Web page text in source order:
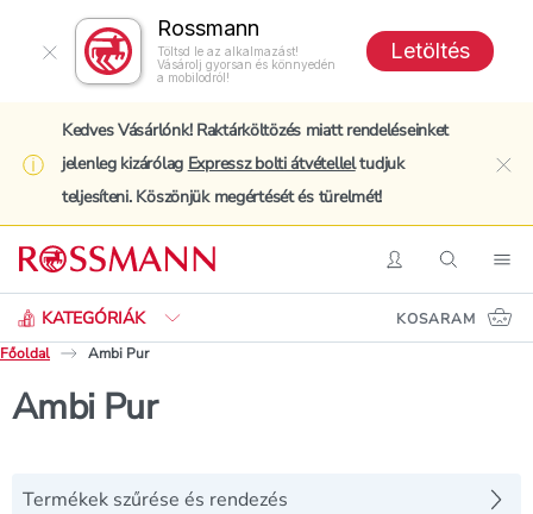
Rossmann
Töltsd le az alkalmazást!
Vásárolj gyorsan és könnyedén
a mobilodról!
Letöltés
Kedves Vásárlónk! Raktárköltözés miatt rendeléseinket
jelenleg kizárólag Expressz bolti átvételleltudjuk
teljesíteni. Köszönjük megértését és türelmét!
BelépésKeresés
KATEGÓRIÁK
Keresés
KOSARAM
Főoldal
Ambi Pur
Ambi Pur
Termékek szűrése és rendezés